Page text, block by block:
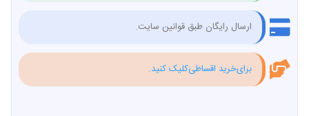
ارسال رایگان طبق قوانین سایت.
برای‌خرید اقساطی‌کلیک کنید.